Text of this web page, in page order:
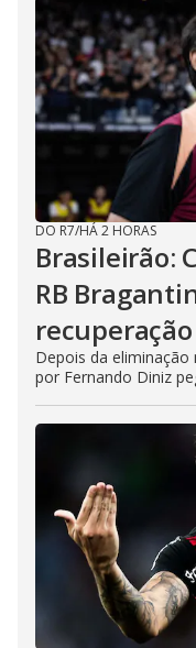
DO R7/HÁ 2 HORAS
Brasileirão:
RB
recuperação
Depois da
por Fernando Diniz